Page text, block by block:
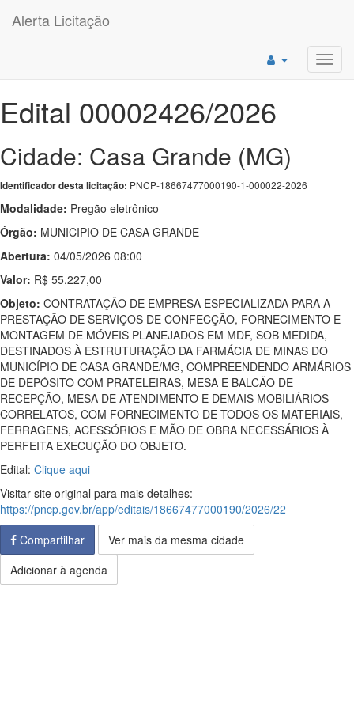
Alerta Licitação
Edital 00002426/2026
Cidade: Casa Grande (MG)
Identificador desta licitação: PNCP-18667477000190-1-000022-2026
Modalidade: Pregão eletrônico
Órgão: MUNICIPIO DE CASA GRANDE
Abertura: 04/05/2026 08:00
Valor: R$ 55.227,00
Objeto: CONTRATAÇÃO DE EMPRESA ESPECIALIZADA PARA A
PRESTAÇÃO DE SERVIÇOS DE CONFECÇÃO, FORNECIMENTO E
MONTAGEM DE MÓVEIS PLANEJADOS EM MDF, SOB MEDIDA,
DESTINADOS À ESTRUTURAÇÃO DA FARMÁCIA DE MINAS DO
MUNICÍPIO DE CASA GRANDE/MG, COMPREENDENDO ARMÁRIOS
DE DEPÓSITO COM PRATELEIRAS, MESA E BALCÃO DE
RECEPÇÃO, MESA DE ATENDIMENTO E DEMAIS MOBILIÁRIOS
CORRELATOS, COM FORNECIMENTO DE TODOS OS MATERIAIS,
FERRAGENS, ACESSÓRIOS E MÃO DE OBRA NECESSÁRIOS À
PERFEITA EXECUÇÃO DO OBJETO.
Edital: Clique aqui
Visitar site original para mais detalhes:
https://pncp.gov.br/app/editais/18667477000190/2026/22
Compartilhar
Ver mais da mesma cidade
Adicionar à agenda